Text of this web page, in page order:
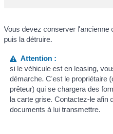
Vous devez conserver l'ancienne
puis la détruire.
Attention :
si le véhicule est en leasing,
démarche. C'est le propriétaire
prêteur) qui se chargera des
la carte grise. Contactez-le afin
documents à lui transmettre.